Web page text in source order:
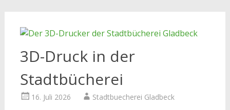
3D-Druck in der
Stadtbücherei
16. Juli 2026 Stadtbuecherei Gladbeck